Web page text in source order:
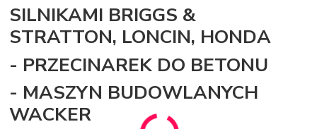
SILNIKAMI BRIGGS &
STRATTON, LONCIN, HONDA
- PRZECINAREK DO BETONU
- MASZYN BUDOWLANYCH
WACKER